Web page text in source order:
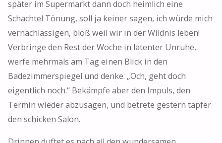
später im Supermarkt dann doch heimlich eine
Schachtel Tönung, soll ja keiner sagen, ich würde mich
vernachlässigen, bloß weil wir in der Wildnis leben!
Verbringe den Rest der Woche in latenter Unruhe,
werfe mehrmals am Tag einen Blick in den
Badezimmerspiegel und denke: „Och, geht doch
eigentlich noch.“ Bekämpfe aber den Impuls, den
Termin wieder abzusagen, und betrete gestern tapfer
den schicken Salon.